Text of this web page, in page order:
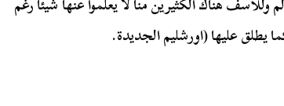
يطلق عليها (اورشليم الجديدة.